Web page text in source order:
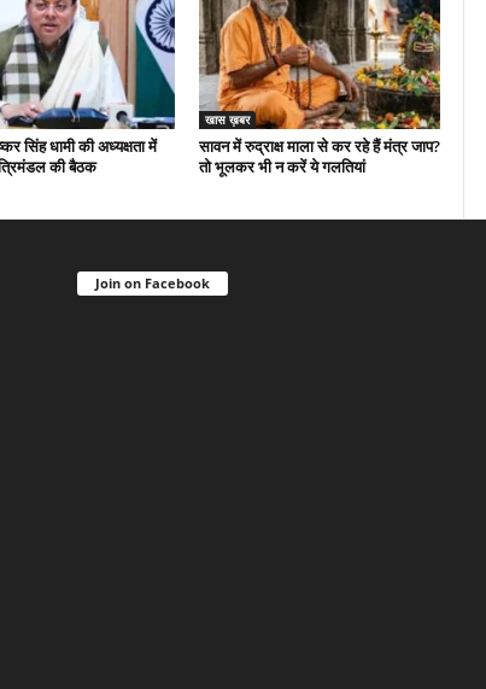
सिंह धामी की अध्यक्षता में
की बैठक
खास ख़बर
सावन में रुद्राक्ष माला से कर रहे हैं मंत्र जाप?
तो भूलकर भी न करें ये गलतियां
Join on Facebook